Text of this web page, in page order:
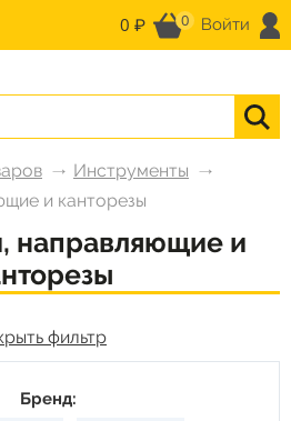
0 ₽ 0 Войти
Инструменты
и канторезы
направляющие и
фильтр
Бренд: